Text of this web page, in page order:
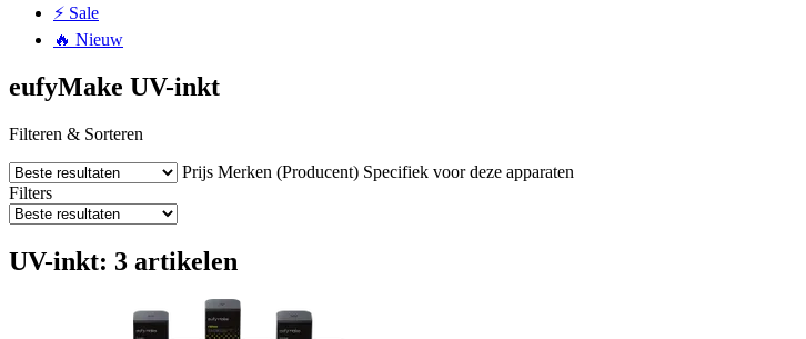
⚡ Sale
🔥 Nieuw
eufyMake UV-inkt
Filteren & Sorteren
Prijs Merken (Producent) Specifiek voor deze apparaten
Filters
UV-inkt: 3 artikelen